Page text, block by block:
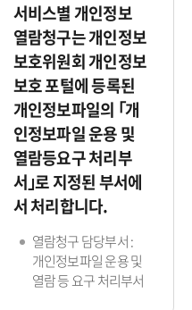
서비스별 개인정보
열람청구는 개인정보
보호위원회 개인정보
보호 포털에 등록된
개인정보파일의 ｢개
인정보파일 운용 및
열람등요구 처리부
서｣로 지정된 부서에
서 처리합니다.
열람청구 담당부서 :
개인정보파일 운용 및
열람 등 요구 처리부서